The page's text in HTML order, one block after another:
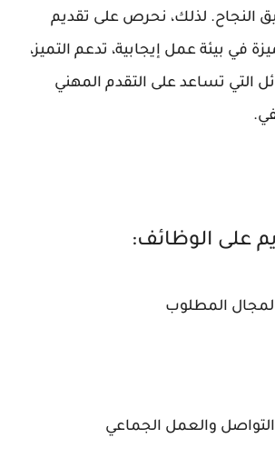
النجاح. لذلك، نحرص على تقديم
في بيئة عمل إيجابية، تدعم التميز،
التي تساعد على التقدم المهني
على الوظائف:
المطلوب
والعمل الجماعي